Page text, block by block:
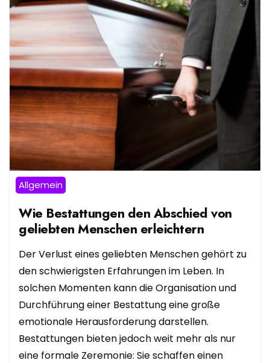
Allgemein
Wie Bestattungen den Abschied von
geliebten Menschen erleichtern
Der Verlust eines geliebten Menschen gehört zu
den schwierigsten Erfahrungen im Leben. In
solchen Momenten kann die Organisation und
Durchführung einer Bestattung eine große
emotionale Herausforderung darstellen.
Bestattungen bieten jedoch weit mehr als nur
eine formale Zeremonie: Sie schaffen einen